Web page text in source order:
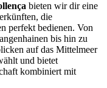
bieten wir dir eine
die
perfekt bedienen. Von
bis hin zu
auf das Mittelmeer
und bietet
kombiniert mit